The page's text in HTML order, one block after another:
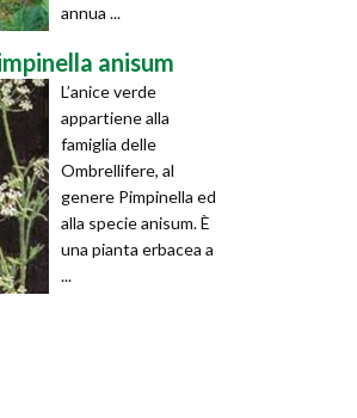
annua ...
anisum
L’anice verde
appartiene alla
famiglia delle
Ombrellifere, al
genere Pimpinella ed
alla specie anisum. È
una pianta erbacea a
...